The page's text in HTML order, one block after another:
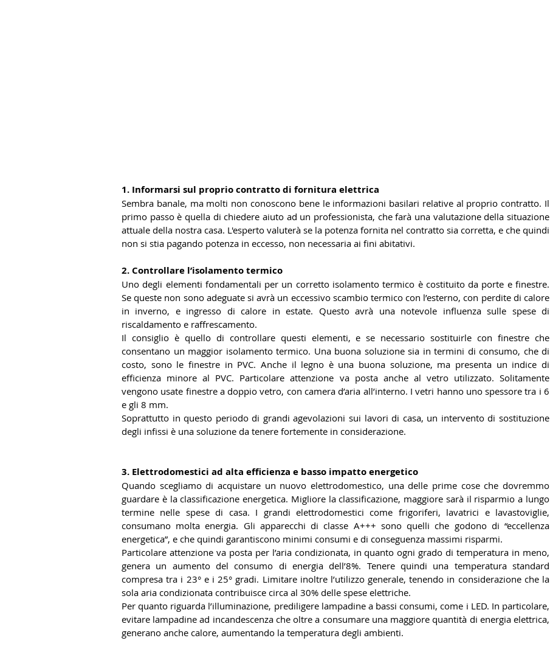
1. Informarsi sul proprio contratto di fornitura elettrica
Sembra banale, ma molti non conoscono bene le informazioni basilari relative al proprio contratto. Il
primo passo è quella di chiedere aiuto ad un professionista, che farà una valutazione della situazione
attuale della nostra casa. L'esperto valuterà se la potenza fornita nel contratto sia corretta, e che quindi
non si stia pagando potenza in eccesso, non necessaria ai fini abitativi.
2. Controllare l’isolamento termico
Uno degli elementi fondamentali per un corretto isolamento termico è costituito da porte e finestre.
Se queste non sono adeguate si avrà un eccessivo scambio termico con l’esterno, con perdite di calore
in inverno, e ingresso di calore in estate. Questo avrà una notevole influenza sulle spese di
riscaldamento e raffrescamento.
Il consiglio è quello di controllare questi elementi, e se necessario sostituirle con finestre che
consentano un maggior isolamento termico. Una buona soluzione sia in termini di consumo, che di
costo, sono le finestre in PVC. Anche il legno è una buona soluzione, ma presenta un indice di
efficienza minore al PVC. Particolare attenzione va posta anche al vetro utilizzato. Solitamente
vengono usate finestre a doppio vetro, con camera d’aria all’interno. I vetri hanno uno spessore tra i 6
e gli 8 mm.
Soprattutto in questo periodo di grandi agevolazioni sui lavori di casa, un intervento di sostituzione
degli infissi è una soluzione da tenere fortemente in considerazione.
3. Elettrodomestici ad alta efficienza e basso impatto energetico
Quando scegliamo di acquistare un nuovo elettrodomestico, una delle prime cose che dovremmo
guardare è la classificazione energetica. Migliore la classificazione, maggiore sarà il risparmio a lungo
termine nelle spese di casa. I grandi elettrodomestici come frigoriferi, lavatrici e lavastoviglie,
consumano molta energia. Gli apparecchi di classe A+++ sono quelli che godono di “eccellenza
energetica”, e che quindi garantiscono minimi consumi e di conseguenza massimi risparmi.
Particolare attenzione va posta per l’aria condizionata, in quanto ogni grado di temperatura in meno,
genera un aumento del consumo di energia dell’8%. Tenere quindi una temperatura standard
compresa tra i 23° e i 25° gradi. Limitare inoltre l’utilizzo generale, tenendo in considerazione che la
sola aria condizionata contribuisce circa al 30% delle spese elettriche.
Per quanto riguarda l’illuminazione, prediligere lampadine a bassi consumi, come i LED. In particolare,
evitare lampadine ad incandescenza che oltre a consumare una maggiore quantità di energia elettrica,
generano anche calore, aumentando la temperatura degli ambienti.